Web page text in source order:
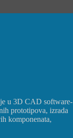
u 3D CAD software-
prototipova, izrada
komponenata,